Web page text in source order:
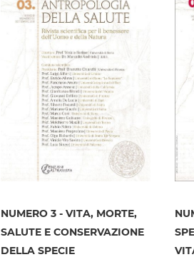
NUMERO 3 - VITA, MORTE,
SALUTE E CONSERVAZIONE
DELLA SPECIE